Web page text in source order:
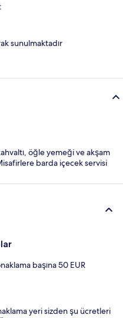
sunulmaktadır
öğle yemeği ve akşam
barda içecek servisi
başına 50 EUR
yeri sizden şu ücretleri